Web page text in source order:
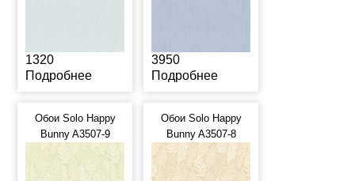
1320
Подробнее
3950
Подробнее
Обои Solo Happy
Bunny A3507-9
Обои Solo Happy
Bunny A3507-8